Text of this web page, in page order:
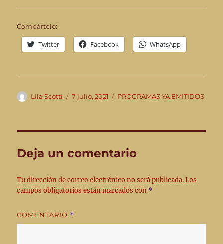
Compártelo:
Twitter Facebook WhatsApp
Autor
Lila Scotti
Publicado
7 julio, 2021 Categorías
PROGRAMAS YA EMITIDOS
Deja un comentario
Tu dirección de correo electrónico no será publicada. Los
campos obligatorios están marcados con *
COMENTARIO *